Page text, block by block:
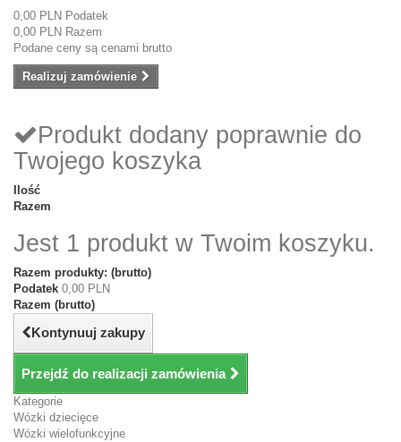
0,00 PLN Podatek
0,00 PLN Razem
Podane ceny są cenami brutto
Realizuj zamówienie
Produkt dodany poprawnie do
Twojego koszyka
Ilość
Razem
Jest 1 produkt w Twoim koszyku.
Razem produkty: (brutto)
Podatek 0,00 PLN
Razem (brutto)
Kontynuuj zakupy
Przejdź do realizacji zamówienia
Kategorie
Wózki dziecięce
Wózki wielofunkcyjne